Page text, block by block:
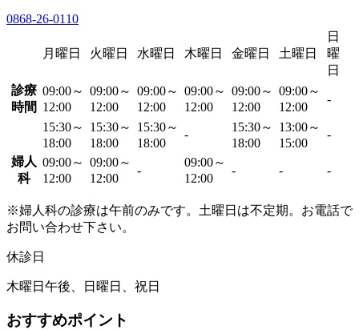
0868-26-0110
月曜日 火曜日 水曜日 木曜日 金曜日 土曜日
日
曜
日
診療
時間
09:00～
12:00
09:00～
12:00
09:00～
12:00
09:00～
12:00
09:00～
12:00
09:00～
12:00
-
15:30～
18:00
15:30～
18:00
15:30～
18:00
-
15:30～
18:00
13:00～
15:00
-
婦人
科
09:00～
12:00
09:00～
12:00
-
09:00～
12:00
- - -
※婦人科の診療は午前のみです。土曜日は不定期。お電話で
お問い合わせ下さい。
休診日
木曜日午後、日曜日、祝日
おすすめポイント